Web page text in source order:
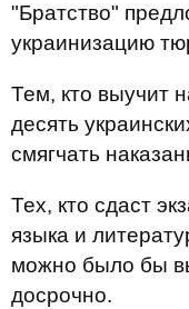
"Братство"
украинизацию
Тем, кто выучит
десять
смягчать
Тех, кто сдаст
языка и
можно было бы
досрочно.